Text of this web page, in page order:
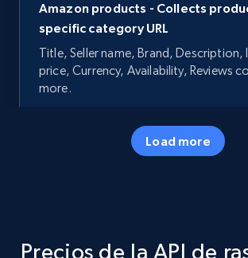
Amazon products - Collects
specific category URL
Title, Seller name, Brand, Description,
price, Currency, Availability, Reviews
more.
5.7K+ Prueba
Title, Seller name, Brand, Description,
Load more
Precios de la API de